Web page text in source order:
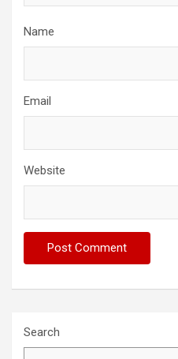
Name
Email
Website
Search